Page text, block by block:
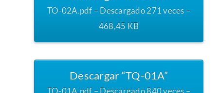
TO-02A.pdf – Descargado 271 veces –
468,45 KB
Descargar “TQ-01A”
TQ-01A.pdf – Descargado 840 veces –